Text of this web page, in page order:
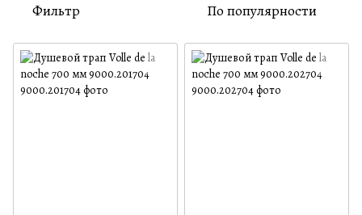
Фильтр По популярности